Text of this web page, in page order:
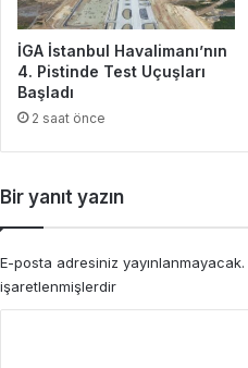
İGA İstanbul Havalimanı’nın
4. Pistinde Test Uçuşları
Başladı
2 saat önce
Bir yanıt yazın
E-posta adresiniz yayınlanmayacak.
işaretlenmişlerdir